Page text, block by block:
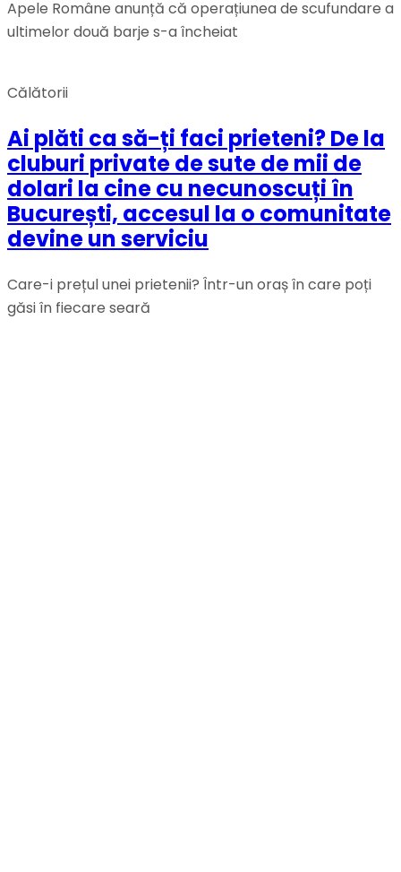
Apele Române anunță că operațiunea de scufundare a
ultimelor două barje s-a încheiat
Călătorii
Ai plăti ca să-ți faci prieteni? De la
cluburi private de sute de mii de
dolari la cine cu necunoscuți în
București, accesul la o comunitate
devine un serviciu
Care-i prețul unei prietenii? Într-un oraș în care poți
găsi în fiecare seară